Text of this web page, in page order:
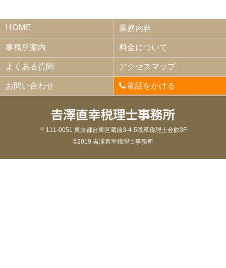
HOME 業務内容
事務所案内 料金について
よくある質問 アクセスマップ
お問い合わせ 電話をかける
〒111-0051 東京都台東区蔵前3-4-5浅草税理士会館3F
©2019 吉澤直幸税理士事務所